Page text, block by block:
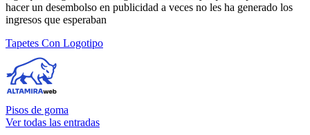
hacer un desembolso en publicidad a veces no les ha generado los
ingresos que esperaban
Etiquetas:
Tapetes Con Logotipo
Pisos de goma
Ver todas las entradas